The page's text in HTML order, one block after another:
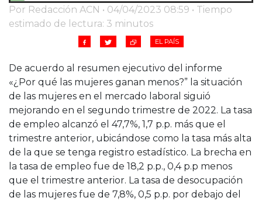
Por Redacción ACN • 04/04/2023 08:59 • Tiempo
estimado de lectura: 3 minutos
EL PAÍS
De acuerdo al resumen ejecutivo del informe
«¿Por qué las mujeres ganan menos?” la situación
de las mujeres en el mercado laboral siguió
mejorando en el segundo trimestre de 2022. La tasa
de empleo alcanzó el 47,7%, 1,7 p.p. más que el
trimestre anterior, ubicándose como la tasa más alta
de la que se tenga registro estadístico. La brecha en
la tasa de empleo fue de 18,2 p.p., 0,4 p.p menos
que el trimestre anterior. La tasa de desocupación
de las mujeres fue de 7,8%, 0,5 p.p. por debajo del